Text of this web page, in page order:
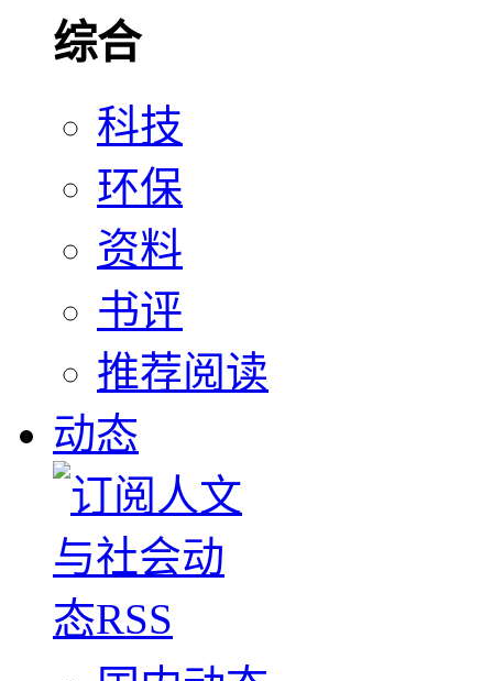
综合
科技
环保
资料
书评
推荐阅读
动态